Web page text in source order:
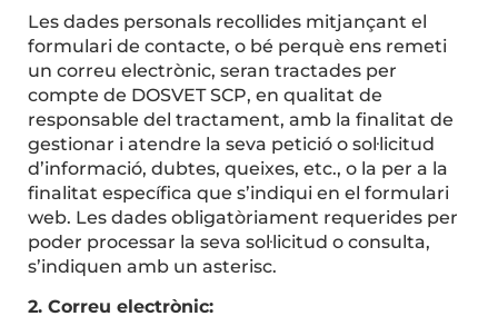
Les dades personals recollides mitjançant el
formulari de contacte, o bé perquè ens remeti
un correu electrònic, seran tractades per
compte de DOSVET SCP, en qualitat de
responsable del tractament, amb la finalitat de
gestionar i atendre la seva petició o sol·licitud
d’informació, dubtes, queixes, etc., o la per a la
finalitat específica que s’indiqui en el formulari
web. Les dades obligatòriament requerides per
poder processar la seva sol·licitud o consulta,
s’indiquen amb un asterisc.
2. Correu electrònic: